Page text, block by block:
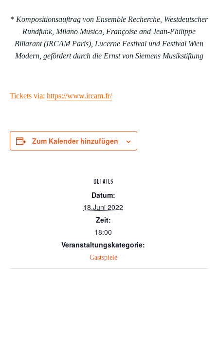
* Kompositionsauftrag von Ensemble Recherche, Westdeutscher
Rundfunk, Milano Musica, Françoise and Jean-Philippe
Billarant (IRCAM Paris), Lucerne Festival und Festival Wien
Modern, gefördert durch die Ernst von Siemens Musikstiftung
Tickets via: https://www.ircam.fr/
Zum Kalender hinzufügen
DETAILS
Datum:
18.Juni 2022
Zeit:
18:00
Veranstaltungskategorie:
Gastspiele